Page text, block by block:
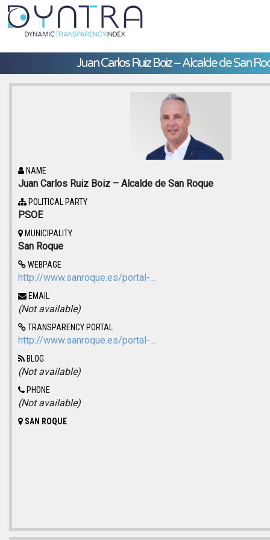
Juan Carlos Ruiz Boiz – Alcalde de San
NAME
Juan Carlos Ruiz Boiz – Alcalde de San Roque
POLITICAL PARTY
PSOE
MUNICIPALITY
San Roque
WEBPAGE
http://www.sanroque.es/portal-...
EMAIL
(Not available)
TRANSPARENCY PORTAL
http://www.sanroque.es/portal-...
BLOG
(Not available)
PHONE
(Not available)
SAN ROQUE